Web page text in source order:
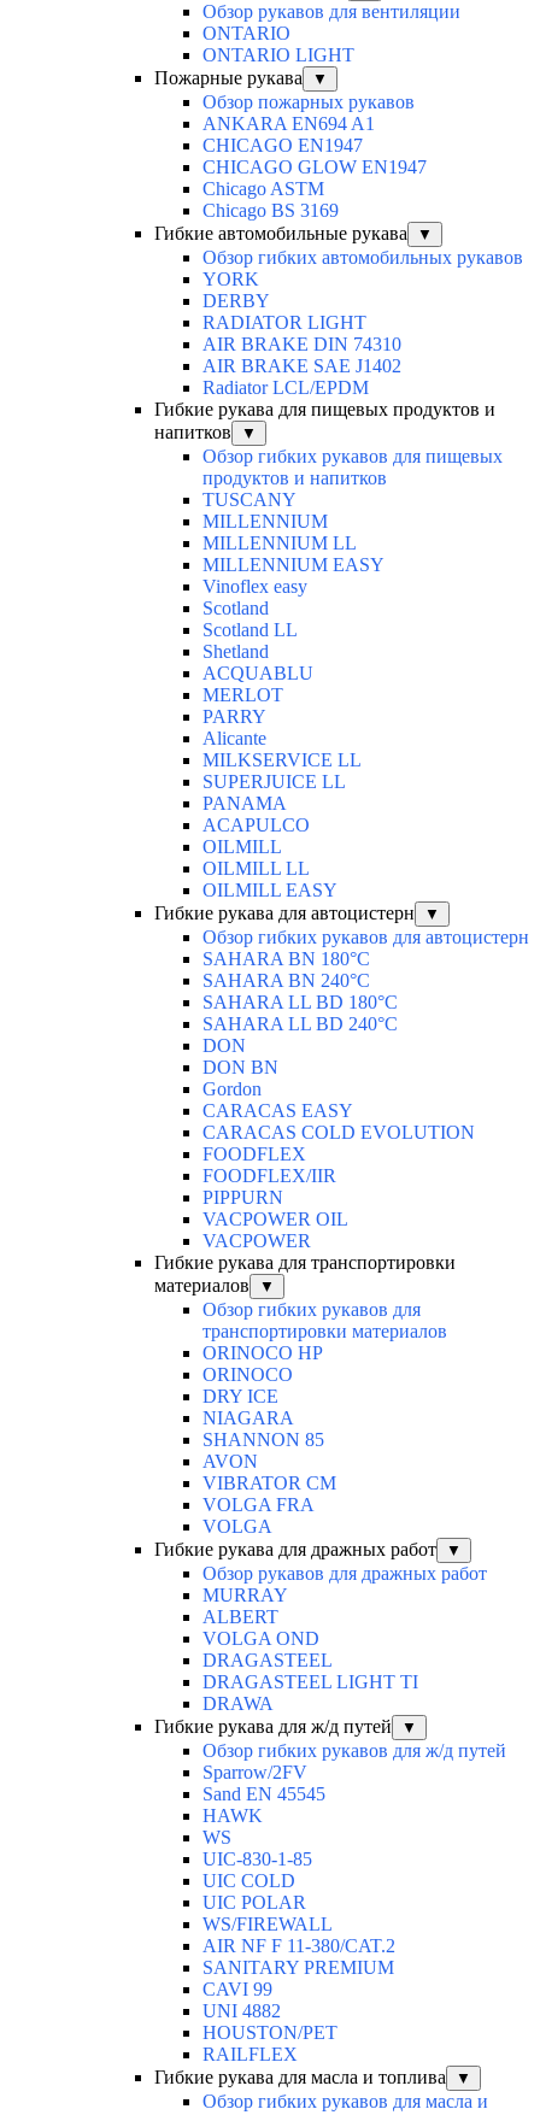
Обзор рукавов для вентиляции
ONTARIO
ONTARIO LIGHT
Пожарные рукава
▼
Обзор пожарных рукавов
ANKARA EN694 A1
CHICAGO EN1947
CHICAGO GLOW EN1947
Chicago ASTM
Chicago BS 3169
Гибкие автомобильные рукава
▼
Обзор гибких автомобильных рукавов
YORK
DERBY
RADIATOR LIGHT
AIR BRAKE DIN 74310
AIR BRAKE SAE J1402
Radiator LCL/EPDM
Гибкие рукава для пищевых продуктов и
напитков
▼
Обзор гибких рукавов для пищевых
продуктов и напитков
TUSCANY
MILLENNIUM
MILLENNIUM LL
MILLENNIUM EASY
Vinoflex easy
Scotland
Scotland LL
Shetland
ACQUABLU
MERLOT
PARRY
Alicante
MILKSERVICE LL
SUPERJUICE LL
PANAMA
ACAPULCO
OILMILL
OILMILL LL
OILMILL EASY
Гибкие рукава для автоцистерн
▼
Обзор гибких рукавов для автоцистерн
SAHARA BN 180°C
SAHARA BN 240°C
SAHARA LL BD 180°C
SAHARA LL BD 240°C
DON
DON BN
Gordon
CARACAS EASY
CARACAS COLD EVOLUTION
FOODFLEX
FOODFLEX/IIR
PIPPURN
VACPOWER OIL
VACPOWER
Гибкие рукава для транспортировки
материалов
▼
Обзор гибких рукавов для
транспортировки материалов
ORINOCO HP
ORINOCO
DRY ICE
NIAGARA
SHANNON 85
AVON
VIBRATOR CM
VOLGA FRA
VOLGA
Гибкие рукава для дражных работ
▼
Обзор рукавов для дражных работ
MURRAY
ALBERT
VOLGA OND
DRAGASTEEL
DRAGASTEEL LIGHT TI
DRAWA
Гибкие рукава для ж/д путей
▼
Обзор гибких рукавов для ж/д путей
Sparrow/2FV
Sand EN 45545
HAWK
WS
UIC-830-1-85
UIC COLD
UIC POLAR
WS/FIREWALL
AIR NF F 11-380/CAT.2
SANITARY PREMIUM
CAVI 99
UNI 4882
HOUSTON/PET
RAILFLEX
Гибкие рукава для масла и топлива
▼
Обзор гибких рукавов для масла и